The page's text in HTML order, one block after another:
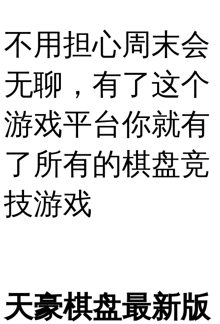
不用担心周末会
无聊，有了这个
游戏平台你就有
了所有的棋盘竞
技游戏
天豪棋盘最新版